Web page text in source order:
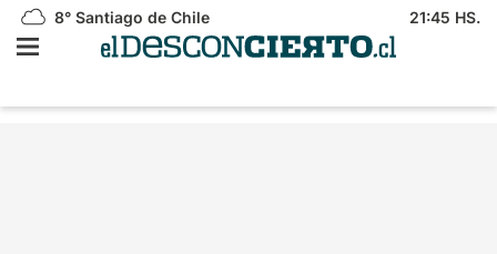
8° Santiago de Chile 21:45 HS.